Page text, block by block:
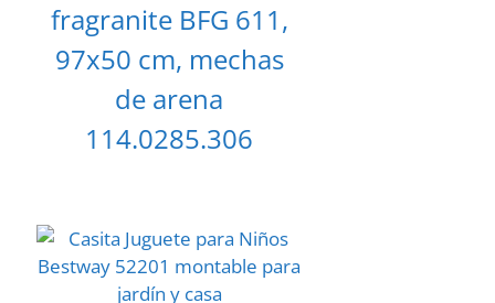
fragranite BFG 611,
97x50 cm, mechas
de arena
114.0285.306